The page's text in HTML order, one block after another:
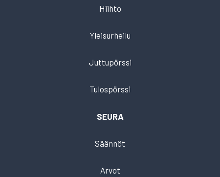
Hiihto
Yleisurheilu
Juttupörssi
Tulospörssi
SEURA
Säännöt
Arvot